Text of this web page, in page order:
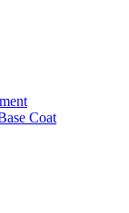
Coat